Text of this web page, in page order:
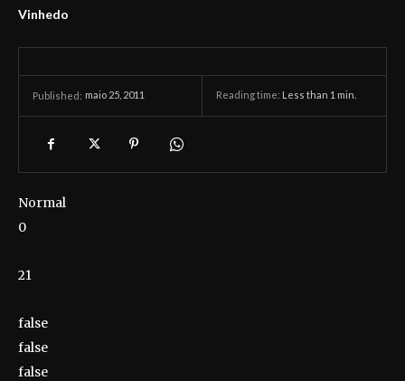
Vinhedo
Published: maio 25, 2011 Reading time: Less than 1 min.
Normal
0
21
false
false
false